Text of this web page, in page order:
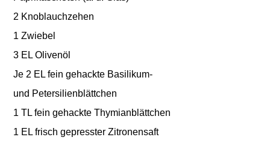
2 Knoblauchzehen
1 Zwiebel
3 EL Olivenöl
Je 2 EL fein gehackte Basilikum-
und Petersilienblättchen
1 TL fein gehackte Thymianblättchen
1 EL frisch gepresster Zitronensaft